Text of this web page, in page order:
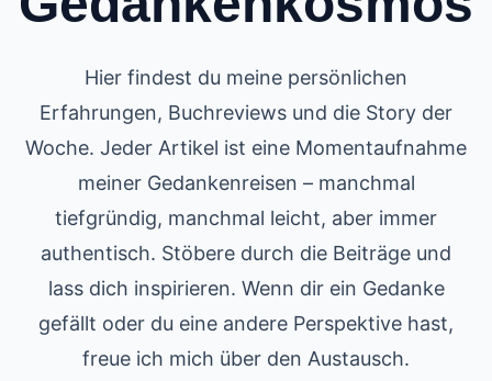
Hier findest du meine persönlichen
Erfahrungen, Buchreviews und die Story der
Woche. Jeder Artikel ist eine Momentaufnahme
meiner Gedankenreisen – manchmal
tiefgründig, manchmal leicht, aber immer
authentisch. Stöbere durch die Beiträge und
lass dich inspirieren. Wenn dir ein Gedanke
gefällt oder du eine andere Perspektive hast,
freue ich mich über den Austausch.